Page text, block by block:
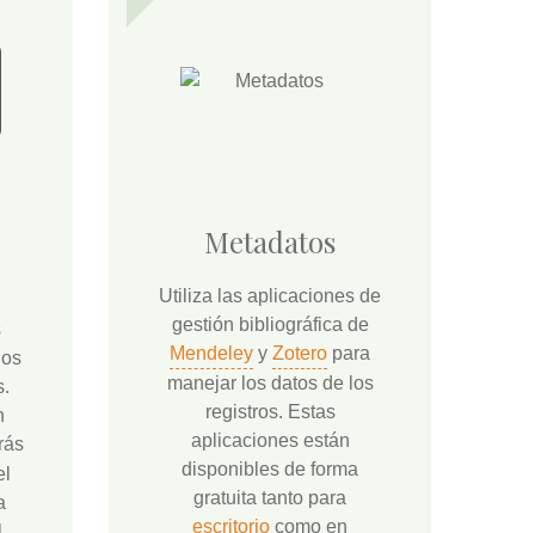
Metadatos
Utiliza las aplicaciones de
gestión bibliográfica de
Mendeley y Zotero para
manejar los datos de los
registros. Estas
aplicaciones están
disponibles de forma
gratuita tanto para
escritorio como en